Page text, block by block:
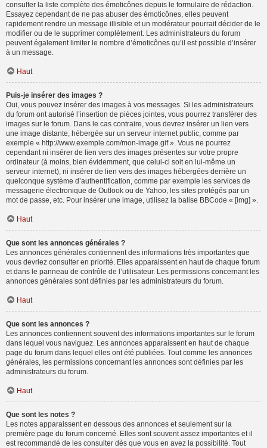
consulter la liste complète des émoticônes depuis le formulaire de rédaction.
Essayez cependant de ne pas abuser des émoticônes, elles peuvent
rapidement rendre un message illisible et un modérateur pourrait décider de le
modifier ou de le supprimer complètement. Les administrateurs du forum
peuvent également limiter le nombre d’émoticônes qu’il est possible d’insérer
à un message.
Haut
Puis-je insérer des images ?
Oui, vous pouvez insérer des images à vos messages. Si les administrateurs
du forum ont autorisé l’insertion de pièces jointes, vous pourrez transférer des
images sur le forum. Dans le cas contraire, vous devrez insérer un lien vers
une image distante, hébergée sur un serveur internet public, comme par
exemple « http://www.exemple.com/mon-image.gif ». Vous ne pourrez
cependant ni insérer de lien vers des images présentes sur votre propre
ordinateur (à moins, bien évidemment, que celui-ci soit en lui-même un
serveur internet), ni insérer de lien vers des images hébergées derrière un
quelconque système d’authentification, comme par exemple les services de
messagerie électronique de Outlook ou de Yahoo, les sites protégés par un
mot de passe, etc. Pour insérer une image, utilisez la balise BBCode « [img] ».
Haut
Que sont les annonces générales ?
Les annonces générales contiennent des informations très importantes que
vous devriez consulter en priorité. Elles apparaissent en haut de chaque forum
et dans le panneau de contrôle de l’utilisateur. Les permissions concernant les
annonces générales sont définies par les administrateurs du forum.
Haut
Que sont les annonces ?
Les annonces contiennent souvent des informations importantes sur le forum
dans lequel vous naviguez. Les annonces apparaissent en haut de chaque
page du forum dans lequel elles ont été publiées. Tout comme les annonces
générales, les permissions concernant les annonces sont définies par les
administrateurs du forum.
Haut
Que sont les notes ?
Les notes apparaissent en dessous des annonces et seulement sur la
première page du forum concerné. Elles sont souvent assez importantes et il
est recommandé de les consulter dès que vous en avez la possibilité. Tout